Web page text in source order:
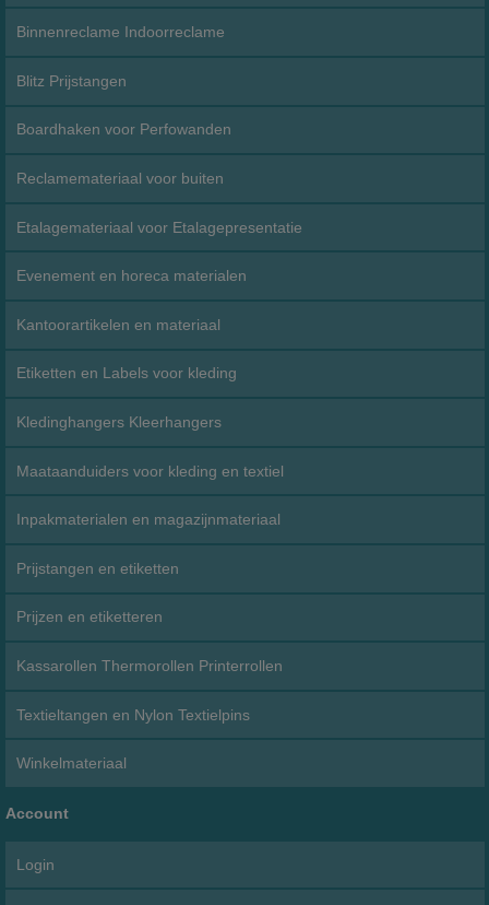
Binnenreclame Indoorreclame
Blitz Prijstangen
Boardhaken voor Perfowanden
Reclamemateriaal voor buiten
Etalagemateriaal voor Etalagepresentatie
Evenement en horeca materialen
Kantoorartikelen en materiaal
Etiketten en Labels voor kleding
Kledinghangers Kleerhangers
Maataanduiders voor kleding en textiel
Inpakmaterialen en magazijnmateriaal
Prijstangen en etiketten
Prijzen en etiketteren
Kassarollen Thermorollen Printerrollen
Textieltangen en Nylon Textielpins
Winkelmateriaal
Account
Login